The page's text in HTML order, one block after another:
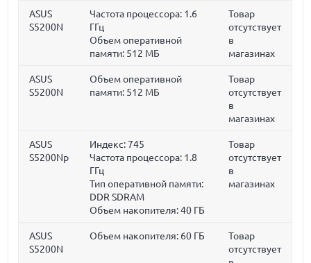
ASUS
S5200N
Частота процессора: 1.6
ГГц
Объем оперативной
памяти: 512 МБ
Товар
отсутствует
в
магазинах
ASUS
S5200N
Объем оперативной
памяти: 512 МБ
Товар
отсутствует
в
магазинах
ASUS
S5200Np
Индекс: 745
Частота процессора: 1.8
ГГц
Тип оперативной памяти:
DDR SDRAM
Объем накопителя:40 ГБ
Товар
отсутствует
в
магазинах
ASUS
S5200N
Объем накопителя: 60 ГБ
Товар
отсутствует